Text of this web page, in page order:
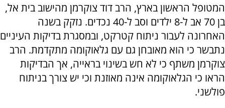
המטופל הראשון בארץ, הרב דוד צוקרמן מהישוב בית אל,
בן 70 אב ל-8 ילדים וסב ל-40 נכדים. נזקק בשנה
האחרונה לעבור ניתוח קטרקט, ובמסגרת בדיקות העיניים
נתבשר כי הוא מאובחן גם עם גלאוקומה מתקדמת. הרב
צוקרמן משתף כי לא חש בשינוי בראייה, אך הבדיקות
הראו כי הגלאוקומה אינה מאוזנת וכי יש צורך בניתוח
פולשני.